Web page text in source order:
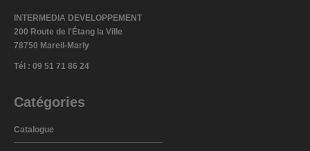
INTERMEDIA DEVELOPPEMENT
200 Route de l'Étang la Ville
78750 Mareil-Marly
Tél : 09 51 71 86 24
Catégories
Catalogue